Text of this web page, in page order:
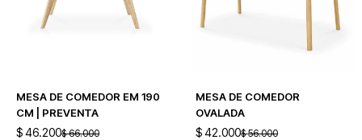
MESA DE COMEDOR EM 190
CM | PREVENTA
$46.200$ 66.000
MESA DE COMEDOR
OVALADA
$ 42.000$ 56.000